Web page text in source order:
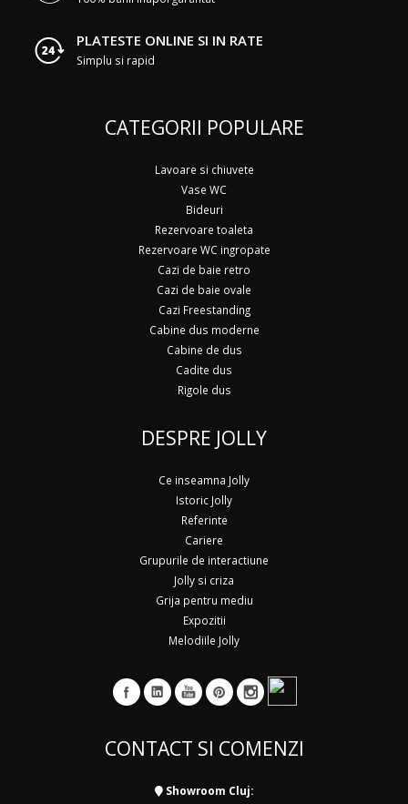
PLATESTE ONLINE SI IN RATE
Simplu si rapid
CATEGORII POPULARE
Lavoare si chiuvete
Vase WC
Bideuri
Rezervoare toaleta
Rezervoare WC ingropate
Cazi de baie retro
Cazi de baie ovale
Cazi Freestanding
Cabine dus moderne
Cabine de dus
Cadite dus
Rigole dus
DESPRE JOLLY
Ce inseamna Jolly
Istoric Jolly
Referinte
Cariere
Grupurile de interactiune
Jolly si criza
Grija pentru mediu
Expozitii
Melodiile Jolly
CONTACT SI COMENZI
Showroom Cluj: